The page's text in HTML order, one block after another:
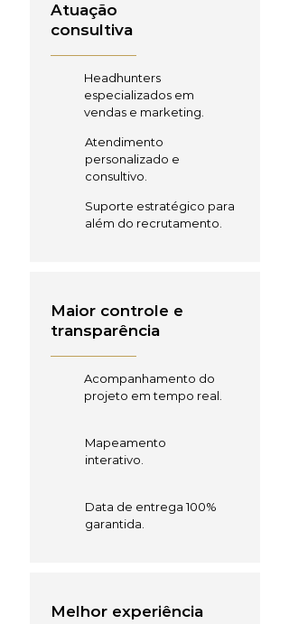
Atuação
consultiva
Headhunters
especializados em
vendas e marketing.
Atendimento
personalizado e
consultivo.
Suporte estratégico para
além do recrutamento.
Maior controle e
transparência
Acompanhamento do
projeto em tempo real.
Mapeamento
interativo.
Data de entrega 100%
garantida.
Melhor experiência